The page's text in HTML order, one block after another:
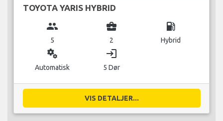
TOYOTA YARIS HYBRID
group
5
business_center
2
local_gas_station
Hybrid
miscellaneous_services
Automatisk
login
5 Dør
VIS DETALJER...